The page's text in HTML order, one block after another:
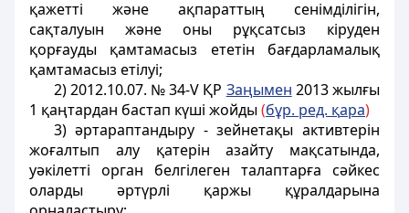
қажеттi және ақпараттың сенiмдiлiгiн,
сақталуын және оны рұқсатсыз кiруден
қорғауды қамтамасыз ететiн бағдарламалық
қамтамасыз етiлуi;
2) 2012.10.07. № 34-V ҚР Заңымен 2013 жылғы
1 қаңтардан бастап күші жойды(бұр. ред. қара)
3) әртараптандыру - зейнетақы активтерiн
жоғалтып алу қатерiн азайту мақсатында,
уәкiлеттi орган белгiлеген талаптарға сәйкес
оларды әртүрлi қаржы құралдарына